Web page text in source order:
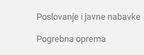
Poslovanje i javne nabavke
Pogrebna oprema